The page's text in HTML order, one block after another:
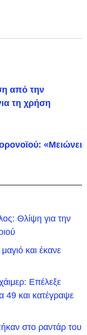
από την
τη χρήση
«Μειώνει
Θλίψη για την
και έκανε
Επέλεξε
49 και κατέγραψε
στο ραντάρ του